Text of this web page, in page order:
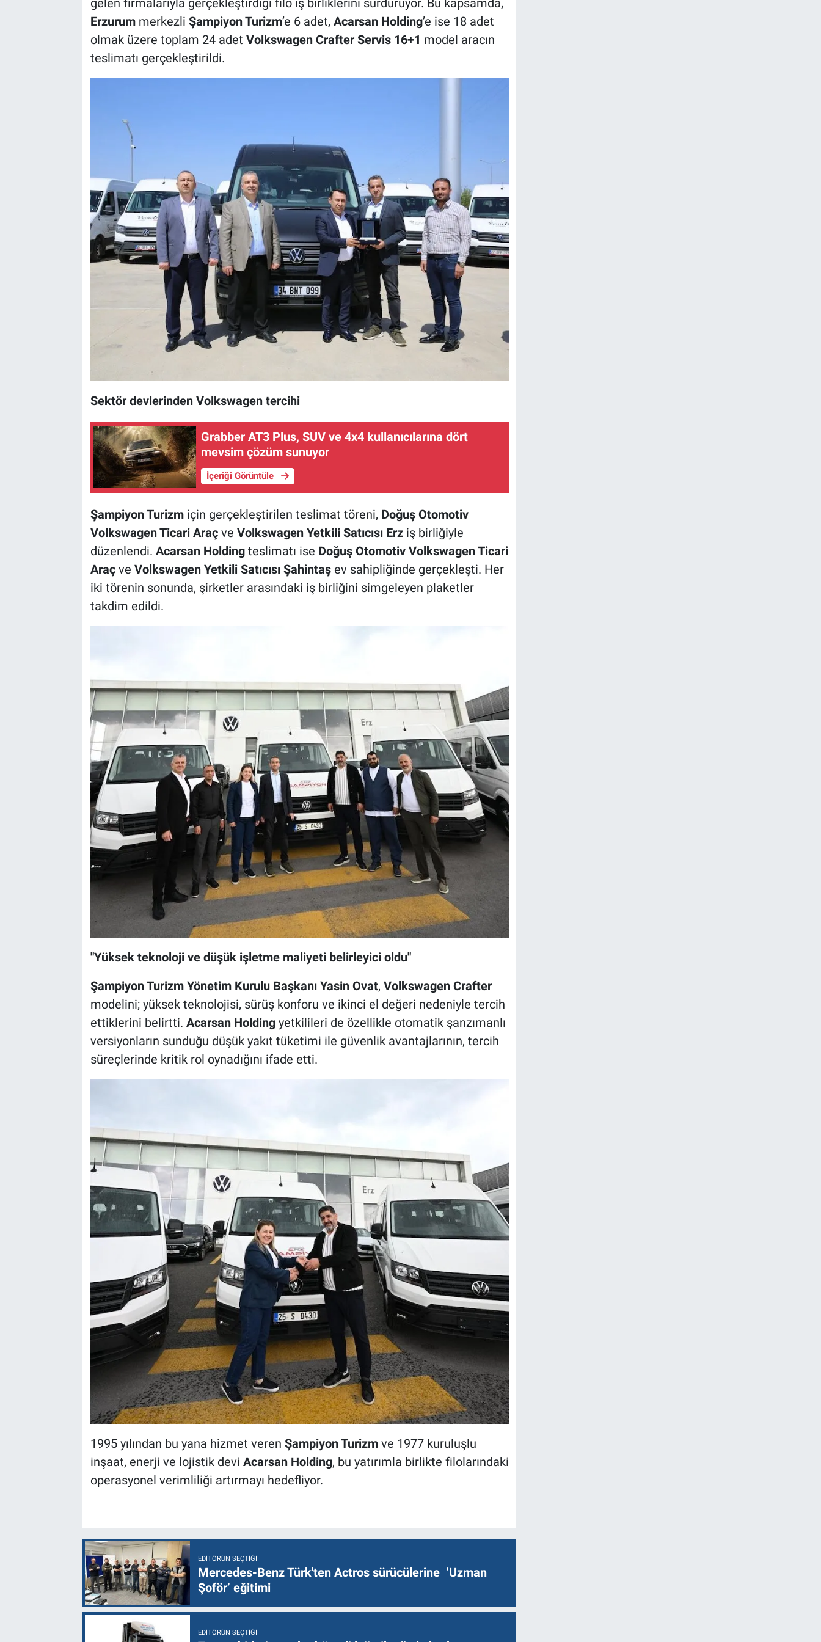
gelen firmalarıyla gerçekleştirdiği filo iş birliklerini sürdürüyor. Bu kapsamda,
Erzurummerkezli Şampiyon Turizm’e 6 adet, Acarsan Holding’e ise 18 adet
olmak üzere toplam 24 adet Volkswagen Crafter Servis 16+1 model aracın
teslimatı gerçekleştirildi.
Sektör devlerinden Volkswagen tercihi
Grabber AT3 Plus, SUV ve 4x4 kullanıcılarına dört
mevsim çözüm sunuyor
İçeriği Görüntüle
Şampiyon Turizmiçin gerçekleştirilen teslimat töreni, Doğuş Otomotiv
Volkswagen Ticari Araçve Volkswagen Yetkili Satıcısı Erziş birliğiyle
düzenlendi. Acarsan Holdingteslimatı ise Doğuş Otomotiv Volkswagen Ticari
Araçve Volkswagen Yetkili Satıcısı Şahintaşev sahipliğinde gerçekleşti. Her
iki törenin sonunda, şirketler arasındaki iş birliğini simgeleyen plaketler
takdim edildi.
"Yüksek teknoloji ve düşük işletme maliyeti belirleyici oldu"
Şampiyon Turizm Yönetim Kurulu Başkanı Yasin Ovat, Volkswagen Crafter
modelini; yüksek teknolojisi, sürüş konforu ve ikinci el değeri nedeniyle tercih
ettiklerini belirtti. Acarsan Holdingyetkilileri de özellikle otomatik şanzımanlı
versiyonların sunduğu düşük yakıt tüketimi ile güvenlik avantajlarının, tercih
süreçlerinde kritik rol oynadığını ifade etti.
1995 yılından bu yana hizmet veren Şampiyon Turizmve 1977 kuruluşlu
inşaat, enerji ve lojistik devi Acarsan Holding, bu yatırımla birlikte filolarındaki
operasyonel verimliliği artırmayı hedefliyor.
EDITÖRÜN SEÇTIĞI
Mercedes-Benz Türk'ten Actros sürücülerine ‘Uzman
Şoför’ eğitimi
EDITÖRÜN SEÇTIĞI